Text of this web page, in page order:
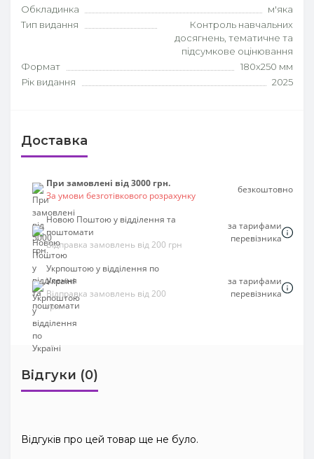
Обкладинка
м'яка
Тип видання
Контроль навчальних
досягнень, тематичне та
підсумкове оцінювання
Формат
180х250 мм
Рік видання
2025
Доставка
При замовлені від 3000 грн.
За умови безготівкового розрахунку
безкоштовно
Новою Поштою у відділення та
поштомати
Відправка замовлень від 200 грн
за тарифами
перевізника
Укрпоштою у відділення по
Україні
Відправка замовлень від 200
грн
за тарифами
перевізника
Відгуки (0)
Відгуків про цей товар ще не було.